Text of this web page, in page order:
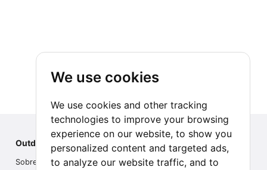
We use cookies
We use cookies and other tracking
technologies to improve your browsing
experience on our website, to show you
personalized content and targeted ads,
to analyze our website traffic, and to
Outdoor Index
Sobre nós